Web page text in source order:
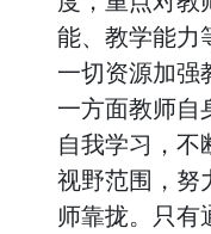
能、教学能力
一切资源加强
一方面教师自
自我学习，不
视野范围，努
师靠拢。只有